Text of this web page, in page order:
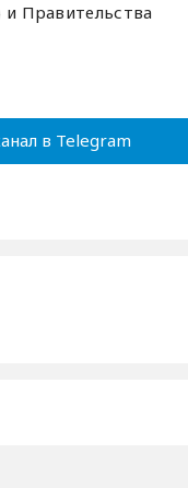
Правительства
в Telegram